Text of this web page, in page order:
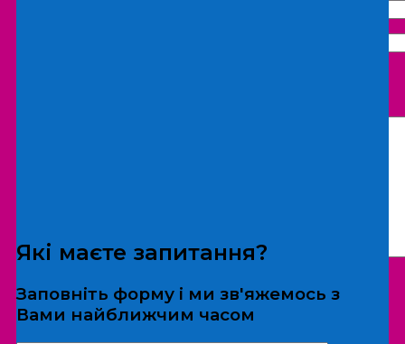
*Дані не передаються третім особам
Які маєте запитання?
Заповніть форму і ми зв'яжемось з
Вами найближчим часом